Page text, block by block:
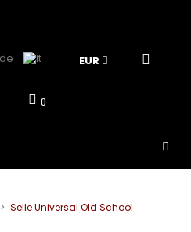
EUR
0
> Selle Universal Old School